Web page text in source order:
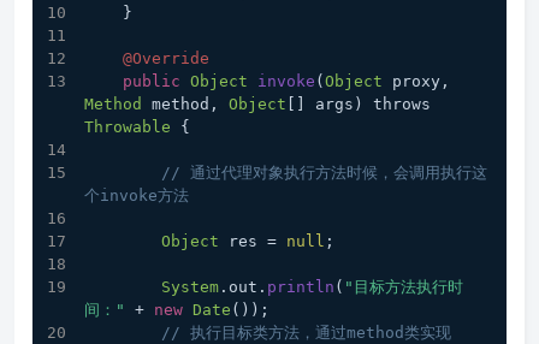
    }
@Override
public Object invoke ( Object
Method
method, Object
Throwable {
// 通过代理对象执行方法时候，会调用执行这
个invoke方法
Object res = null ;
System . out . println ( "目标方法执行时
间："
+ new Date ());
// 执行目标类方法，通过method类实现